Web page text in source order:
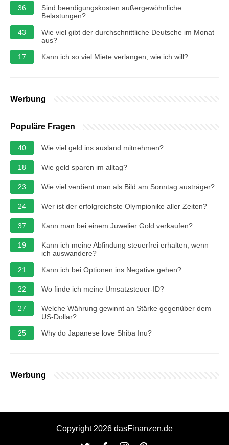
36
Sind beerdigungskosten außergewöhnliche
Belastungen?
43
Wie viel gibt der durchschnittliche Deutsche im Monat
aus?
17
Kann ich so viel Miete verlangen, wie ich will?
Werbung
Populäre Fragen
40 Wie viel geld ins ausland mitnehmen?
18 Wie geld sparen im alltag?
23 Wie viel verdient man als Bild am Sonntag austräger?
24 Wer ist der erfolgreichste Olympionike aller Zeiten?
37 Kann man bei einem Juwelier Gold verkaufen?
19
Kann ich meine Abfindung steuerfrei erhalten, wenn
ich auswandere?
21
Kann ich bei Optionen ins Negative gehen?
22 Wo finde ich meine Umsatzsteuer-ID?
27
Welche Währung gewinnt an Stärke gegenüber dem
US-Dollar?
25
Why do Japanese love Shiba Inu?
Werbung
Copyright 2026 dasFinanzen.de